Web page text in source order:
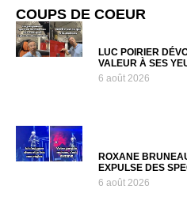
COUPS DE COEUR
LUC POIRIER
VALEUR À SES
6 août 2026
ROXANE
EXPULSE DES
6 août 2026